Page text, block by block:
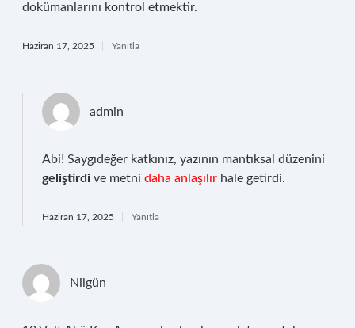
dokümanlarını kontrol etmektir.
Haziran 17, 2025 Yanıtla
admin
Abi! Saygıdeğer katkınız, yazının mantıksal düzenini
geliştirdi ve metni daha anlaşılır hale getirdi.
Haziran 17, 2025 Yanıtla
Nilgün